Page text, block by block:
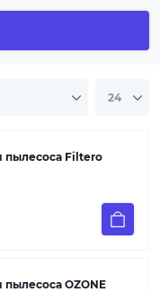
ZELMER
пылесоса Filtero
OZONE